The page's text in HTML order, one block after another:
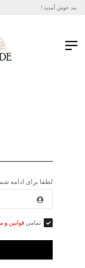
مد خوش آمدید !
لطفا برای ادامه
تمامی قوانین و